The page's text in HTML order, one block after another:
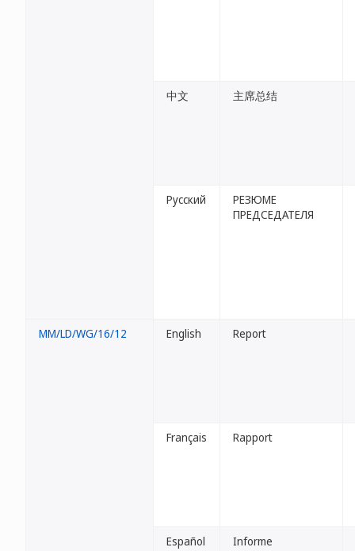
中文 主席总结
Русский
РЕЗЮМЕ
ПРЕДСЕДАТЕЛЯ
MM/LD/WG/16/12 English Report
Français Rapport
Español Informe